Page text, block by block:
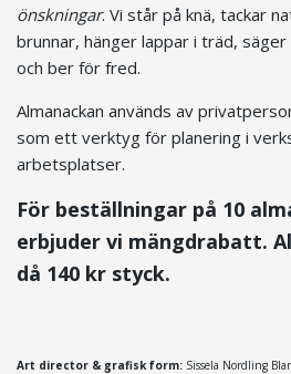
önskningar. Vi står på knä, tackar
brunnar, hänger lappar i träd,
och ber för fred.
Almanackan används av
som ett verktyg för planering i
arbetsplatser.
För beställningar på 10
erbjuder vi mängdrabatt.
då 140 kr styck.
Art director & grafisk form: Sissela Nordling